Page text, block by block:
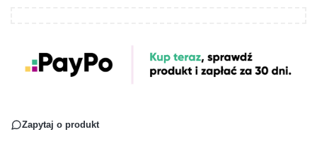
Zapytaj o produkt